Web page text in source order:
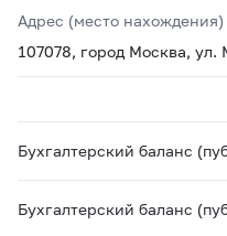
Адрес (место
107078, город Москва,
Бухгалтерский баланс
Бухгалтерский баланс